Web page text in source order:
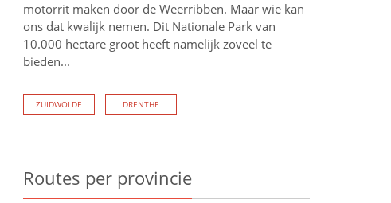
motorrit maken door de Weerribben. Maar wie kan
ons dat kwalijk nemen. Dit Nationale Park van
10.000 hectare groot heeft namelijk zoveel te
bieden...
ZUIDWOLDE DRENTHE
Routes per provincie